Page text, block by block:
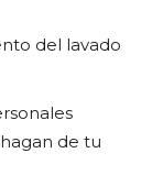
del lavado
de tu